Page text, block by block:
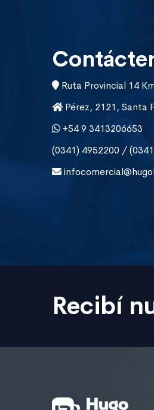
Ruta Provincial 14
Pérez, 2121, Santa
+54 9 3413206653
(0341) 4952200 /
Recibí